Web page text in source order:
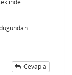
Cevapla